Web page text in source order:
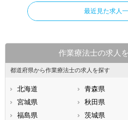
最近見た求人
作業療法士の求人
都道府県から作業療法士の求人を探す
北海道 青森県
宮城県
秋田県
福島県
茨城県